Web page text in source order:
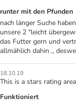
runter mit den Pfunden
nach länger Suche
unsere 2 "leicht
das Futter gern und
allmählich dahin ,,
18.10.19
This is a stars rating
Funktioniert